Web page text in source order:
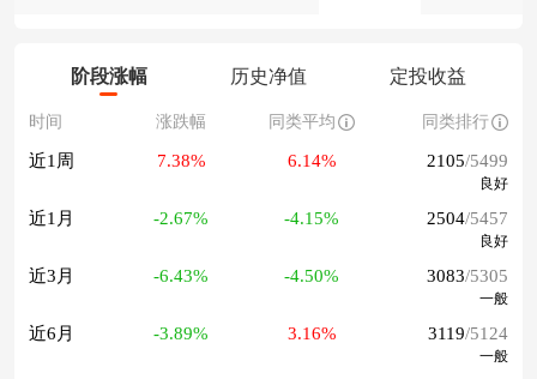
阶段涨幅 历史净值 定投收益
时间 涨跌幅 同类平均 同类排行
近1周 7.38% 6.14% 2105/5499
良好
近1月 -2.67% -4.15% 2504/5457
良好
近3月 -6.43% -4.50% 3083/5305
一般
近6月 -3.89% 3.16% 3119/5124
一般